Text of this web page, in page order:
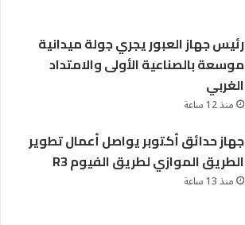
رئيس جهاز العبور يجري جولة ميدانية
موسعة بالصناعية الأولى والامتداد
الغربي
منذ 12 ساعة
جهاز حدائق أكتوبر يواصل أعمال تطوير
الطريق الموازي لطريق الفيوم R3
منذ 13 ساعة